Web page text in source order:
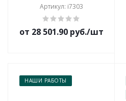
Артикул: i7303
от 28 501.90 руб./шт
НАШИ РАБОТЫ